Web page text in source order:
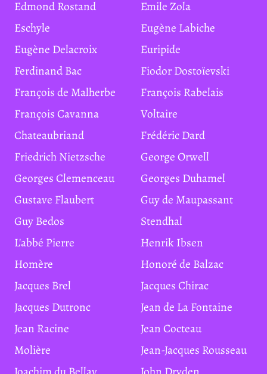
Edmond Rostand
Emile Zola
Eschyle
Eugène Labiche
Eugène Delacroix
Euripide
Ferdinand Bac
Fiodor Dostoïevski
François de Malherbe
François Rabelais
François Cavanna
Voltaire
Chateaubriand
Frédéric Dard
Friedrich Nietzsche
George Orwell
Georges Clemenceau
Georges Duhamel
Gustave Flaubert
Guy de Maupassant
Guy Bedos
Stendhal
L'abbé Pierre
Henrik Ibsen
Homère
Honoré de Balzac
Jacques Brel
Jacques Chirac
Jacques Dutronc
Jean de La Fontaine
Jean Racine
Jean Cocteau
Molière
Jean-Jacques Rousseau